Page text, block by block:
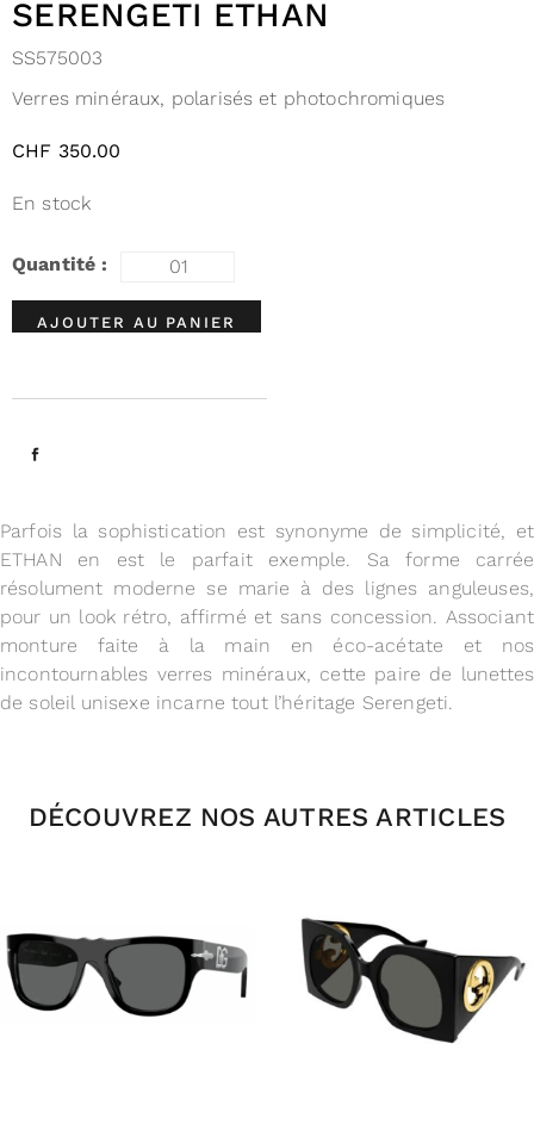
SERENGETI ETHAN
SS575003
Verres minéraux, polarisés et photochromiques
CHF 350.00
En stock
AJOUTER AU PANIER
Parfois la sophistication est synonyme de simplicité, et
ETHAN en est le parfait exemple. Sa forme carrée
résolument moderne se marie à des lignes anguleuses,
pour un look rétro, affirmé et sans concession. Associant
monture faite à la main en éco-acétate et nos
incontournables verres minéraux, cette paire de lunettes
de soleil unisexe incarne tout l’héritage Serengeti.
DÉCOUVREZ NOS AUTRES ARTICLES